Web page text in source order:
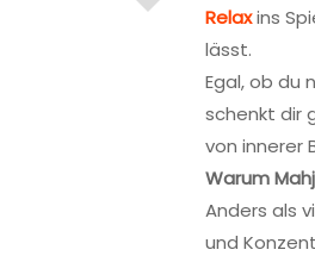
Relaxins
lässt.
Egal, ob du
schenkt dir
von innerer
Warum
Anders als
und